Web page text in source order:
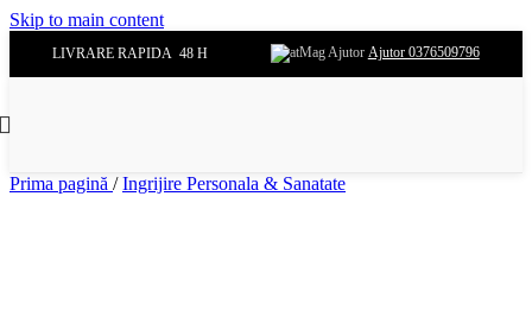
Skip to main content
LIVRARE RAPIDA 48 H Ajutor 0376509796
Prima pagină / Ingrijire Personala & Sanatate